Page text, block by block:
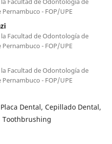
- FOP/UPE
Facultad de Odontología de
- FOP/UPE
Facultad de Odontología de
- FOP/UPE
Dental, Cepillado Dental,
Toothbrushing